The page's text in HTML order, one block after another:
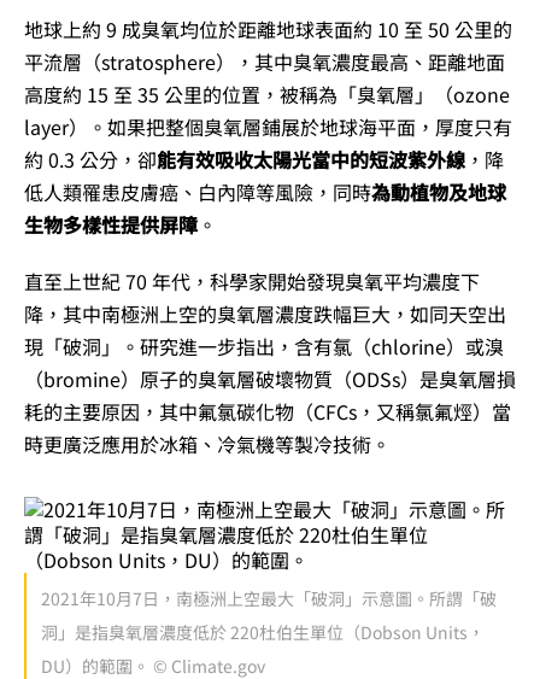
地球上約 9 成臭氧均位於距離地球表面約 10 至 50 公里的
平流層（stratosphere），其中臭氧濃度最高、距離地面
高度約 15 至 35 公里的位置，被稱為「臭氧層」（ozone
layer）。如果把整個臭氧層鋪展於地球海平面，厚度只有
約 0.3 公分，卻能有效吸收太陽光當中的短波紫外線，降
低人類罹患皮膚癌、白內障等風險，同時為動植物及地球
生物多樣性提供屏障 。
直至上世紀 70 年代，科學家開始發現臭氧平均濃度下
降，其中南極洲上空的臭氧層濃度跌幅巨大，如同天空出
現「破洞」。研究進一步指出，含有氯（chlorine）或溴
（bromine）原子的臭氧層破壞物質（ODSs）是臭氧層損
耗的主要原因，其中氟氯碳化物（CFCs，又稱氯氟烴）當
時更廣泛應用於冰箱、冷氣機等製冷技術。
2021年10月7日，南極洲上空最大「破洞」示意圖。所謂「破
洞」是指臭氧層濃度低於 220杜伯生單位（Dobson Units，
DU）的範圍。 © Climate.gov